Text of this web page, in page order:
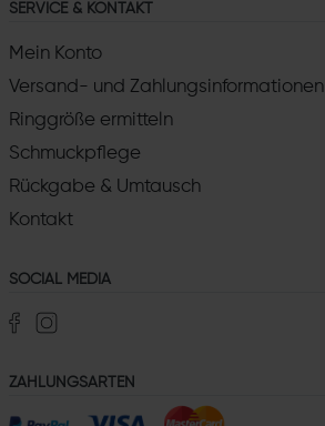
SERVICE & KONTAKT
Mein Konto
Versand- und Zahlungsinformationen
Ringgröße ermitteln
Schmuckpflege
Rückgabe & Umtausch
Kontakt
SOCIAL MEDIA
ZAHLUNGSARTEN